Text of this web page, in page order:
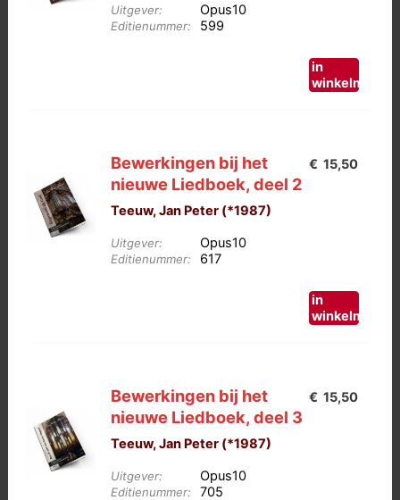
Uitgever: Opus10
Editienummer: 599
in
winkelmand
Bewerkingen bij het
nieuwe Liedboek, deel 2
Teeuw, Jan Peter (*1987)
Uitgever: Opus10
Editienummer: 617
€ 15,50
in
winkelmand
Bewerkingen bij het
nieuwe Liedboek, deel 3
Teeuw, Jan Peter (*1987)
Uitgever: Opus10
Editienummer: 705
€ 15,50